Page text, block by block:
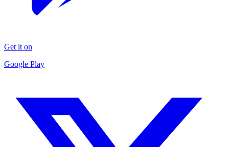
Get it on
Google Play